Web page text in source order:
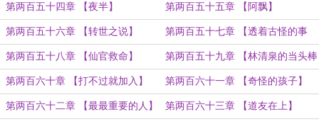
（6300） （7100）
第两百五十四章 【夜半】 第两百五十五章 【阿飘】
第两百五十六章 【转世之说】
（6000）
第两百五十七章 【透着古怪的事
情】（6300）
第两百五十八章 【仙官救命】
（6600）
第两百五十九章 【林清泉的当头棒
喝】（7000）
第两百六十章 【打不过就加入】 第两百六十一章 【奇怪的孩子】
（6200）
第两百六十二章 【最最重要的人】 第两百六十三章 【道友在上】